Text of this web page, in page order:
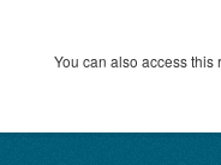
You can also access this